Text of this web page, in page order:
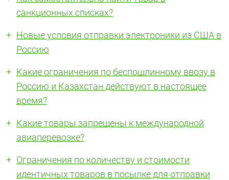
санкционных списках?
Новые условия отправки электроники из США в
Россию
Какие ограничения по беспошлинному ввозу в
Россию и Казахстан действуют в настоящее
время?
Какие товары запрещены к международной
авиаперевозке?
Ограничения по количеству и стоимости
идентичных товаров в посылке для отправки